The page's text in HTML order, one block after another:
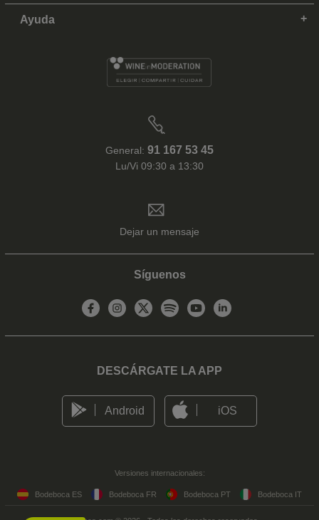
Ayuda
General: 91 167 53 45
Lu/Vi 09:30 a 13:30
Dejar un mensaje
Síguenos
DESCÁRGATE LA APP
Android iOS
Versiones internacionales:
Bodeboca ES Bodeboca FR Bodeboca PT Bodeboca IT